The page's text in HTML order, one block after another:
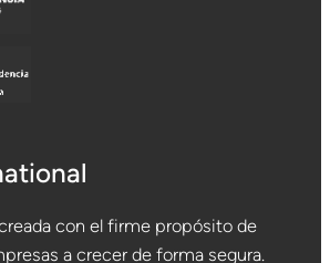
con el firme propósito de
a crecer de forma segura.